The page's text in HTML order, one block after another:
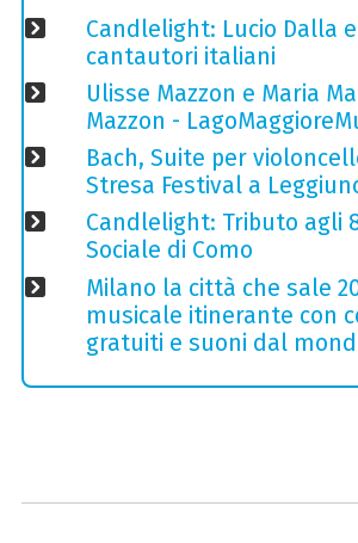
Candlelight: Lucio Dalla
cantautori italiani
Ulisse Mazzon e Maria
Mazzon -
Bach, Suite per
Stresa Festival a
Candlelight: Tributo agli
Sociale di Como
Milano la città che sale
musicale itinerante con
gratuiti e suoni dal